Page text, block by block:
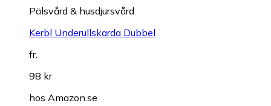
Pälsvård & husdjursvård
Kerbl Underullskarda Dubbel
fr.
98 kr
hos Amazon.se